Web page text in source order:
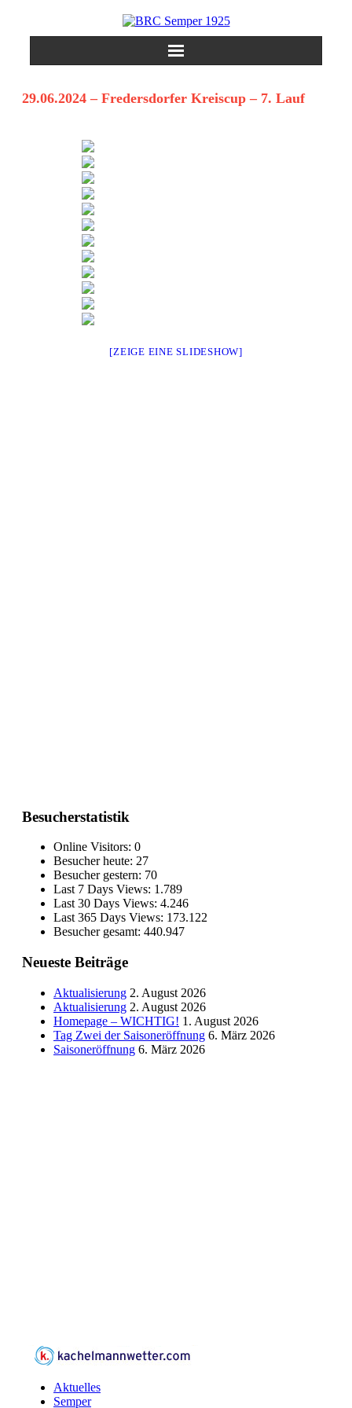
content
29.06.2024 – Fredersdorfer Kreiscup – 7. Lauf
[ZEIGE EINE SLIDESHOW]
Besucherstatistik
Online Visitors: 0
Besucher heute: 27
Besucher gestern: 70
Last 7 Days Views: 1.789
Last 30 Days Views: 4.246
Last 365 Days Views: 173.122
Besucher gesamt: 440.947
Neueste Beiträge
Aktualisierung 2. August 2026
Aktualisierung 2. August 2026
Homepage – WICHTIG! 1. August 2026
Tag Zwei der Saisoneröffnung 6. März 2026
Saisoneröffnung 6. März 2026
Aktuelles
Semper